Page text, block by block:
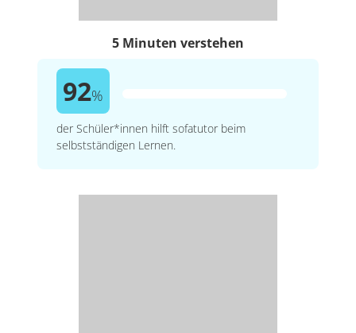
5 Minuten verstehen
92%
der Schüler*innen hilft sofatutor beim
selbstständigen Lernen.